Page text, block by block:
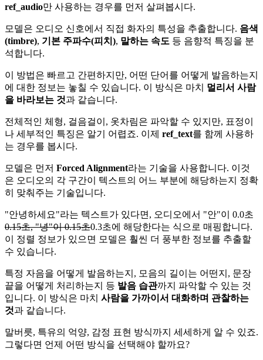
ref_audio만 사용하는 경우를 먼저 살펴봅시다.
모델은 오디오 신호에서 직접 화자의 특성을 추출합니다. 음색
(timbre), 기본 주파수(피치), 말하는 속도 등 음향적 특징을 분
석합니다.
이 방법은 빠르고 간편하지만, 어떤 단어를 어떻게 발음하는지
에 대한 정보는 놓칠 수 있습니다. 이 방식은 마치 멀리서 사람
을 바라보는 것과 같습니다.
전체적인 체형, 걸음걸이, 옷차림은 파악할 수 있지만, 표정이
나 세부적인 특징은 알기 어렵죠. 이제 ref_text를 함께 사용하
는 경우를 봅시다.
모델은 먼저 Forced Alignment라는 기술을 사용합니다. 이것
은 오디오의 각 구간이 텍스트의 어느 부분에 해당하는지 정확
히 맞춰주는 기술입니다.
"안녕하세요"라는 텍스트가 있다면, 오디오에서 "안"이 0.0초
0.15초, "녕"이 0.15초0.3초에 해당한다는 식으로 매핑합니다.
이 정렬 정보가 있으면 모델은 훨씬 더 풍부한 정보를 추출할
수 있습니다.
특정 자음을 어떻게 발음하는지, 모음의 길이는 어떤지, 문장
끝을 어떻게 처리하는지 등 발음 습관까지 파악할 수 있는 것
입니다. 이 방식은 마치 사람을 가까이서 대화하며 관찰하는
것과 같습니다.
말버릇, 특유의 억양, 감정 표현 방식까지 세세하게 알 수 있죠.
그렇다면 언제 어떤 방식을 선택해야 할까요?